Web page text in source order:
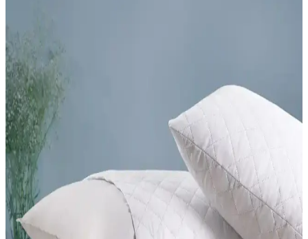
kumaş ve esnek sünger dolgu dayanıklılığı artırır, pratik telefon cebi
ise günlük kullanımı kolaylaştırır.
Yataş Mini DACRON® 95 Bebek Yastık ve Yataş
Nuevo Bambu Yastık Karşılaştırması
İki yatak ve yastık ürününün malzeme, kullanım ve kullanıcı geri
bildirimleriyle detaylı karşılaştırması, konfor ve performans
açısından önemli bilgiler içeriyor.
Yataş Macaron Çift Kişilik Yorgan ve Yastık Setleri
Karşılaştırması ve Özellikleri
Yataş Macaron çift kişilik yorgan ve yastık setlerinin özellikleri,
kullanıcı yorumları ve karşılaştırmasıyla ilgili detaylı bilgi